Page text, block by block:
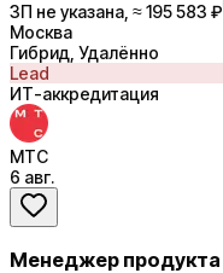
ЗП не указана, ≈ 195 583 ₽
Москва
Гибрид, Удалённо
Lead
ИТ-аккредитация
МТС
6 авг.
Менеджер продукта